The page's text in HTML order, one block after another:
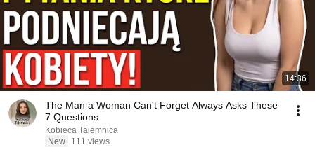
14:36
The Man a Woman Can't Forget Always Asks These
7 Questions
Kobieca Tajemnica
New
111 views